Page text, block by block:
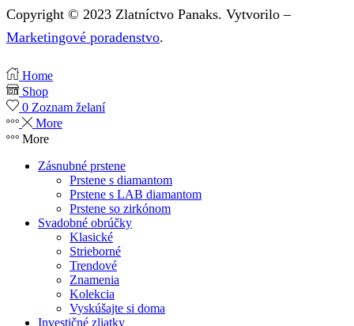
Copyright © 2023 Zlatníctvo Panaks. Vytvorilo –
Marketingové poradenstvo.
Home
Shop
0 Zoznam želaní
More
More
Zásnubné prstene
Prstene s diamantom
Prstene s LAB diamantom
Prstene so zirkónom
Svadobné obrúčky
Klasické
Strieborné
Trendové
Znamenia
Kolekcia
Vyskúšajte si doma
Investičné zliatky